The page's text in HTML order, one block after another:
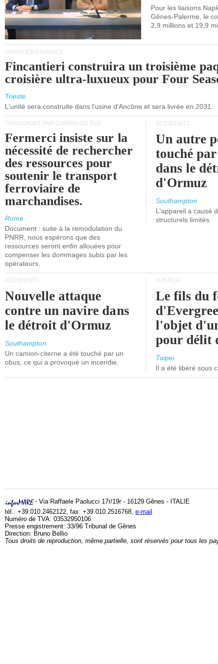
maritimes
occidentale.
Pour les liaisons
Gênes-Palerme, le
2,9 millions et 19,9
CHANTIERS NAVALS
Fincantieri construira un troisième
croisière ultra-luxueux pour Four
Trieste
L'unité sera construite dans l'usine d'Ancône et sera livrée en 2031.
TRANSPORT PAR CHEMIN DE FER
Fermerci insiste sur la
nécessité de rechercher
des ressources pour
soutenir le transport
ferroviaire de
marchandises.
Rome
Document : suite à la remodulation du
PNRR, nous espérons que des
ressources seront enfin allouées pour
compenser les dommages subis par les
opérateurs.
ACCIDENTS
Un autre
touché
dans le
d'Ormuz
Southampton
L'appareil a causé
structurels limités.
ACCIDENTS
Nouvelle attaque
contre un navire dans
le détroit d'Ormuz
Southampton
Un camion-citerne a été touché par un
obus, ce qui a provoqué un incendie.
JUSTICE
Le fils du
l'objet
pour délit
Taipei
Il a été libéré sous
- Via Raffaele Paolucci 17r/19r - 16129 Gênes - ITALIE
tél.: +39.010.2462122, fax: +39.010.2516768, e-mail
Numéro de TVA: 03532950106
Presse engistrement: 33/96 Tribunal de Gênes
Direction: Bruno Bellio
Tous droits de reproduction, même partielle, sont réservés pour tous les